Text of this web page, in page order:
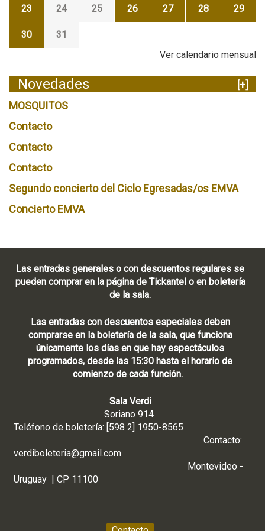
23 24 25 26 27 28 29
30
31
Ver calendario mensual
Novedades
[+]
MOSQUITOS
Contacto
Contacto
Contacto
Segundo concierto del Ciclo Egresadas/os EMVA
Concierto EMVA
Las entradas generales o con descuentos regulares se
pueden comprar en la página de Tickantel o en boletería
de la sala.
Las entradas con descuentos especiales deben
comprarse en la boletería de la sala, que funciona
únicamente los días en que hay espectáculos
programados, desde las 15:30 hasta el horario de
comienzo de cada función.
Sala Verdi
Soriano 914
Teléfono de boletería: [598 2] 1950-8565
Contacto:
verdiboleteria@gmail.com
Montevideo -
Uruguay | CP 11100